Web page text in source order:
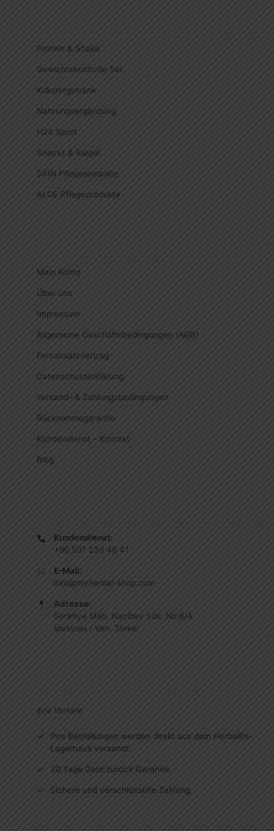
Protein & Shake
Gewichtskontrolle Set
Kräutergetränk
Nahrungsergänzung
H24 Sport
Snacks & Riegel
SKIN Pflegeprodukte
ALOE Pflegeprodukte
Mein Konto
Über uns
Impressum
Allgemeine Geschäftsbedingungen (AGB)
Fernabsatzvertrag
Datenschutzerklärung
Versand- & Zahlungsbedingungen
Rücknahmegarantie
Kundendienst – Kontakt
Blog
Kundendienst:
+90 507 239 48 41
E-Mail:
info@myherbal-shop.com
Adresse:
Serefiye Mah. Nacibey Sok. No:6/A
Ipekyolu / Van, Türkei
Ihre Vorteile
Ihre Bestellungen werden direkt aus dem Herbalife-
Lagerhaus versandt.
30 Tage Geld-zurück-Garantie.
Sichere und verschlüsselte Zahlung.